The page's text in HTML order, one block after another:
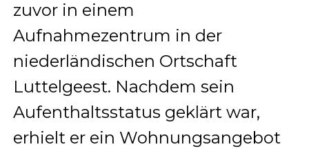
zuvor in einem
Aufnahmezentrum in der
niederländischen Ortschaft
Luttelgeest. Nachdem sein
Aufenthaltsstatus geklärt war,
erhielt er ein Wohnungsangebot